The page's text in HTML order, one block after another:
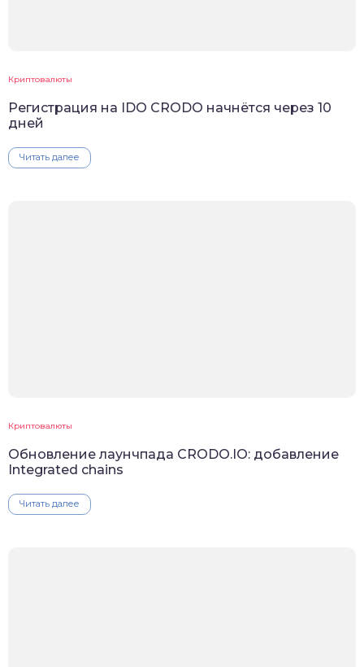
Криптовалюты
Регистрация на IDO CRODO начнётся через 10
дней
Читать далее
Криптовалюты
Обновление лаунчпада CRODO.IO: добавление
Integrated chains
Читать далее